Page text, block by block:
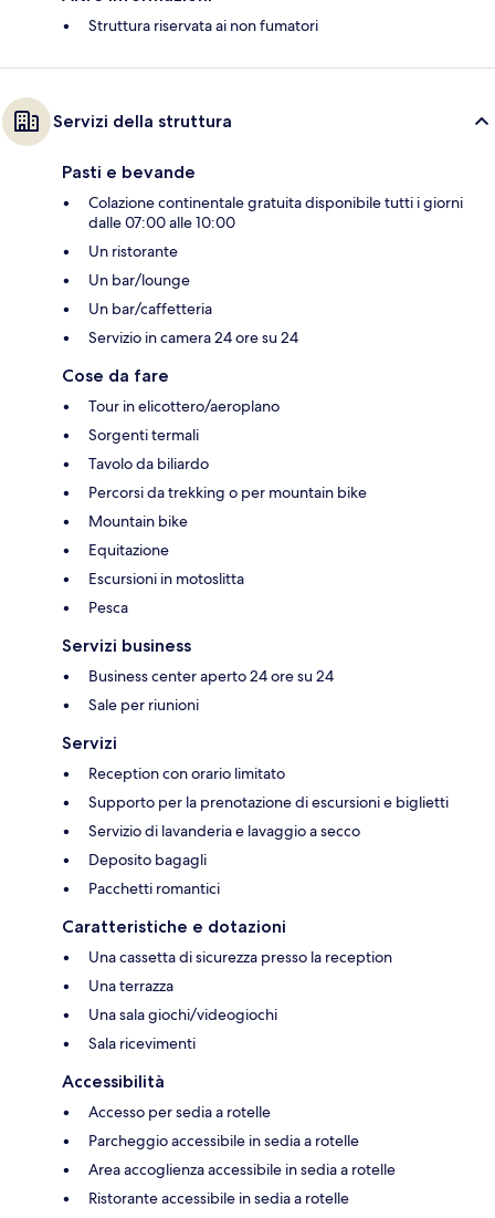
Struttura riservata ai non fumatori
Servizi della struttura
Pasti e bevande
Colazione continentale gratuita disponibile tutti i giorni
dalle 07:00 alle 10:00
Un ristorante
Un bar/lounge
Un bar/caffetteria
Servizio in camera 24 ore su 24
Cose da fare
Tour in elicottero/aeroplano
Sorgenti termali
Tavolo da biliardo
Percorsi da trekking o per mountain bike
Mountain bike
Equitazione
Escursioni in motoslitta
Pesca
Servizi business
Business center aperto 24 ore su 24
Sale per riunioni
Servizi
Reception con orario limitato
Supporto per la prenotazione di escursioni e biglietti
Servizio di lavanderia e lavaggio a secco
Deposito bagagli
Pacchetti romantici
Caratteristiche e dotazioni
Una cassetta di sicurezza presso la reception
Una terrazza
Una sala giochi/videogiochi
Sala ricevimenti
Accessibilità
Accesso per sedia a rotelle
Parcheggio accessibile in sedia a rotelle
Area accoglienza accessibile in sedia a rotelle
Ristorante accessibile in sedia a rotelle